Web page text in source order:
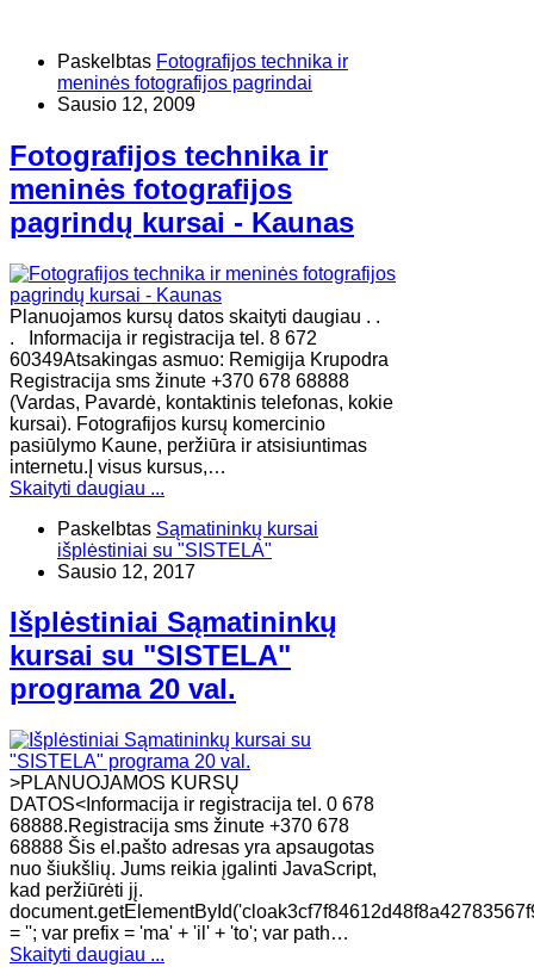
Paskelbtas Fotografijos technika ir
meninės fotografijos pagrindai
Sausio 12, 2009
Fotografijos technika ir
meninės fotografijos
pagrindų kursai - Kaunas
Planuojamos kursų datos skaityti daugiau . .
. Informacija ir registracija tel. 8 672
60349Atsakingas asmuo: Remigija Krupodra
Registracija sms žinute +370 678 68888
(Vardas, Pavardė, kontaktinis telefonas, kokie
kursai). Fotografijos kursų komercinio
pasiūlymo Kaune, peržiūra ir atsisiuntimas
internetu.Į visus kursus,…
Skaityti daugiau ...
Paskelbtas Sąmatininkų kursai
išplėstiniai su "SISTELA"
Sausio 12, 2017
Išplėstiniai Sąmatininkų
kursai su "SISTELA"
programa 20 val.
>PLANUOJAMOS KURSŲ
DATOS<Informacija ir registracija tel. 0 678
68888.Registracija sms žinute +370 678
68888 Šis el.pašto adresas yra apsaugotas
nuo šiukšlių. Jums reikia įgalinti JavaScript,
kad peržiūrėti jį.
= ''; var prefix = 'ma' + 'il' + 'to'; var path…
Skaityti daugiau ...